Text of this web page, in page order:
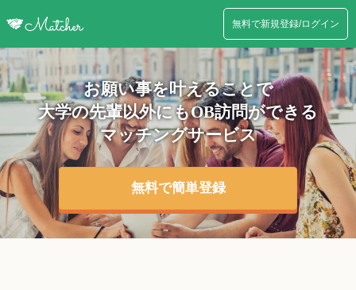
無料で新規登録/ログイン
お願い事を叶えることで
大学の先輩以外にもOB訪問ができる
マッチングサービス
無料で簡単登録